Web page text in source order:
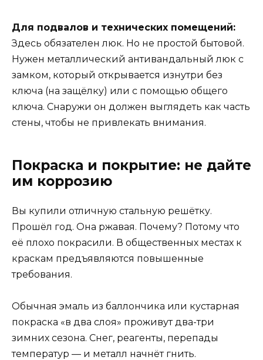
Для подвалов и технических помещений:
Здесь обязателен люк. Но не простой бытовой.
Нужен металлический антивандальный люк с
замком, который открывается изнутри без
ключа (на защёлку) или с помощью общего
ключа. Снаружи он должен выглядеть как часть
стены, чтобы не привлекать внимания.
Покраска и покрытие: не дайте
им коррозию
Вы купили отличную стальную решётку.
Прошёл год. Она ржавая. Почему? Потому что
её плохо покрасили. В общественных местах к
краскам предъявляются повышенные
требования.
Обычная эмаль из баллончика или кустарная
покраска «в два слоя» проживут два-три
зимних сезона. Снег, реагенты, перепады
температур — и металл начнёт гнить.